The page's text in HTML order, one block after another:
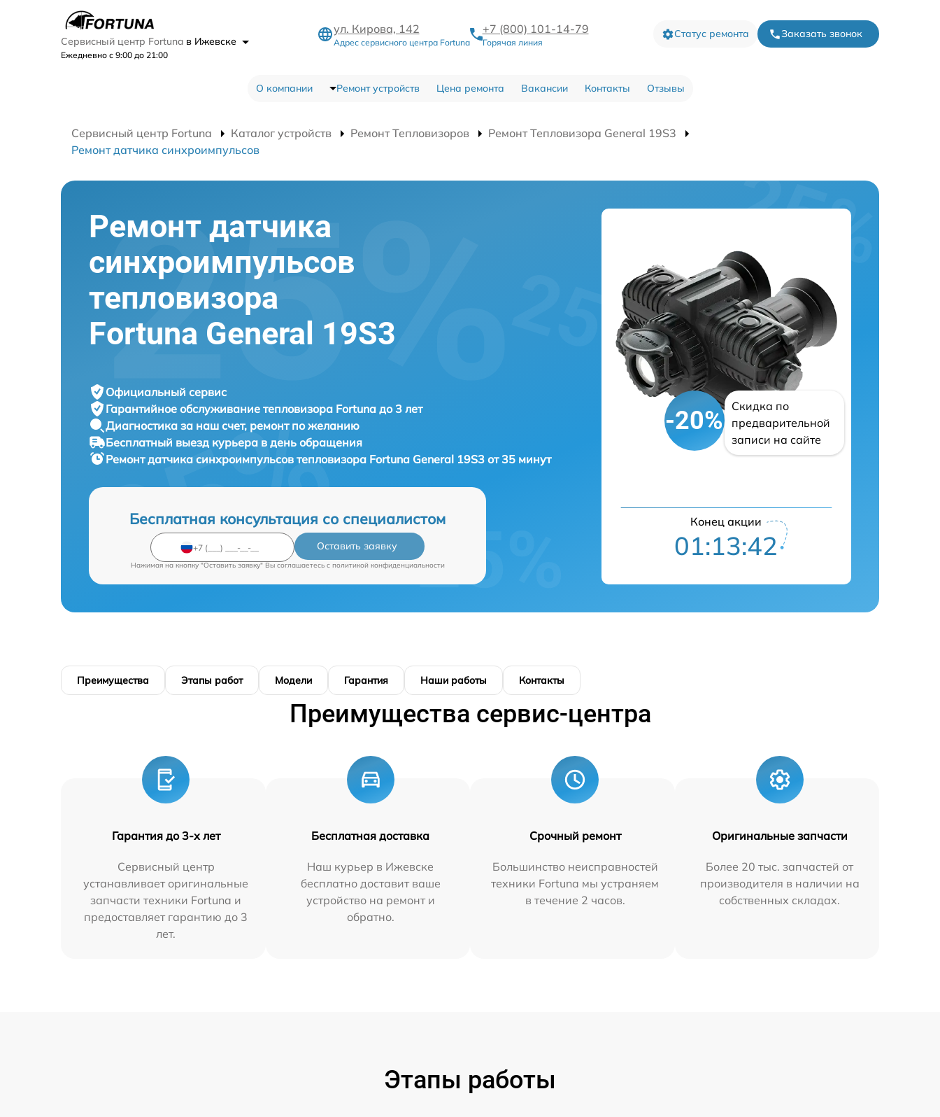
Сервисный центр Fortuna в Ижевске
Ежедневно с 9:00 до 21:00
ул. Кирова, 142
Адрес сервисного центра Fortuna
+7 (800) 101-14-79
Горячая линия
Статус ремонта Заказать звонок
О компании Ремонт устройств Цена ремонта Вакансии Контакты Отзывы
Сервисный центр Fortuna Каталог устройств Ремонт Тепловизоров
Ремонт Тепловизора General 19S3
Ремонт датчика синхроимпульсов
Ремонт датчика
синхроимпульсов
тепловизора
Fortuna General 19S3
Официальный сервис
Гарантийное обслуживание тепловизора Fortuna до 3 лет
Диагностика за наш счет, ремонт по желанию
Бесплатный выезд курьера в день обращения
Ремонт датчика синхроимпульсов тепловизора Fortuna General 19S3 от 35 минут
Бесплатная консультация со специалистом
Оставить заявку
Нажимая на кнопку "Оставить заявку" Вы соглашаетесь c политикой конфиденциальности
-20%
Скидка по
предварительной
записи на сайте
Конец акции
01:13:42
Преимущества Этапы работ Модели Гарантия Наши работы Контакты
Преимущества сервис-центра
Гарантия до 3-х лет
Сервисный центр
устанавливает оригинальные
запчасти техники Fortuna и
предоставляет гарантию до 3
лет.
Бесплатная доставка
Наш курьер в Ижевске
бесплатно доставит ваше
устройство на ремонт и
обратно.
Срочный ремонт
Большинство неисправностей
техники Fortuna мы устраняем
в течение 2 часов.
Оригинальные запчасти
Более 20 тыс. запчастей от
производителя в наличии на
собственных складах.
Этапы работы